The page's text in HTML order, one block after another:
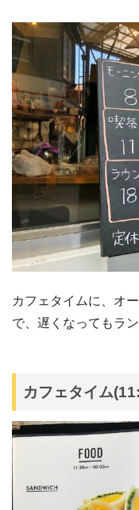
カフェタイムに、オ
で、遅くなってもラ
カフェタイム